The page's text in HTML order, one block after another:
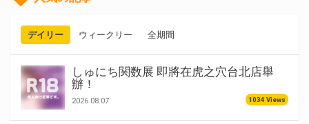
デイリー ウィークリー 全期間
しゅにち関数展 即將在虎之穴台北店舉
辦！
2026.08.07 1034 Views